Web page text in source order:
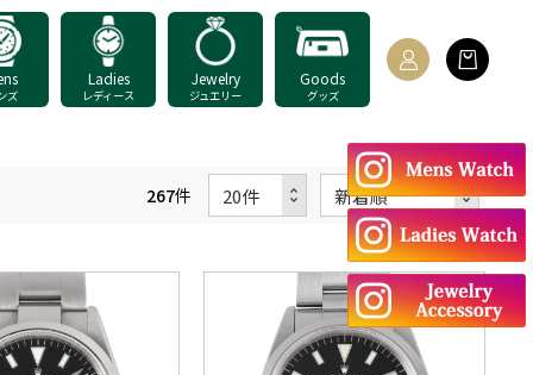
ズ
Ladies
レディース
Jewelry
ジュエリー
Goods
グッズ
267件